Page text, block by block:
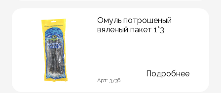
Омуль потрошеный
вяленый пакет 1*3
Арт: 3736
Подробнее